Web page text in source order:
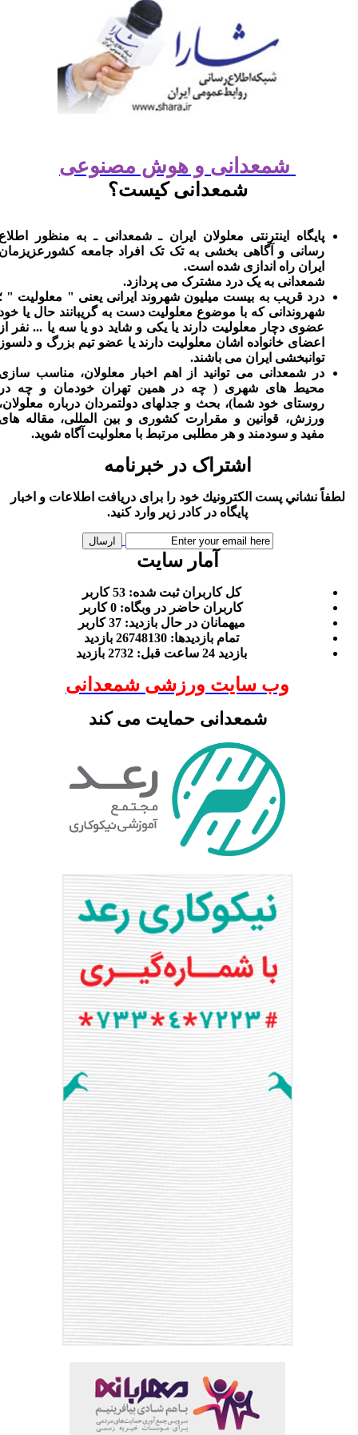
شمعدانی و هوش مصنوعی
شمعدانی کیست؟
پایگاه اینترنتی معلولان ایران ـ شمعدانی ـ به منظور اطلاع
رسانی و آگاهی بخشی به تک تک افراد جامعه کشورعزیزمان
ایران راه اندازی شده است.
شمعدانی به یک درد مشترک می پردازد.
درد قریب به بیست میلیون شهروند ایرانی یعنی " معلولیت " ؛
شهروندانی که با موضوع معلولیت دست به گریبانند حال یا خود
عضوی دچار معلولیت دارند یا یکی و شاید دو یا سه یا ... نفر از
اعضای خانواده اشان معلولیت دارند یا عضو تیم بزرگ و دلسوز
توانبخشی ایران می باشند.
در شمعدانی می توانید از اهم اخبار معلولان، مناسب سازی
محیط های شهری ( چه در همین تهران خودمان و چه در
روستای خود شما)، بحث و جدلهای دولتمردان درباره معلولان،
ورزش، قوانین و مقرارت کشوری و بین المللی، مقاله های
مفید و سودمند و هر مطلبی مرتبط با معلولیت آگاه شوید.
اشتراک در خبرنامه
لطفاً نشاني پست الكترونيك خود را برای دريافت اطلاعات و اخبار
پايگاه در كادر زير وارد كنيد.
آمار سایت
كل کاربران ثبت شده: 53 کاربر
کاربران حاضر در وبگاه: 0 کاربر
ميهمانان در حال بازديد: 37 کاربر
تمام بازديد‌ها: 26748130 بازدید
بازديد 24 ساعت قبل: 2732 بازدید
وب سایت ورزشی شمعدانی
شمعدانی حمایت می کند